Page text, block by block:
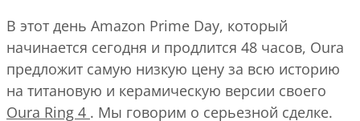
В этот день Amazon Prime Day, который
начинается сегодня и продлится 48 часов, Oura
предложит самую низкую цену за всю историю
на титановую и керамическую версии своего
Oura Ring 4 . Мы говорим о серьезной сделке.